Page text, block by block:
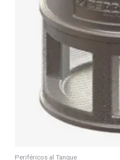
Periféricos al Tanque